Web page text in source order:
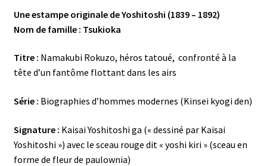
Une estampe originale de Yoshitoshi (1839 – 1892)
Nom de famille : Tsukioka
Titre : Namakubi Rokuzo, héros tatoué, confronté à la
tête d’un fantôme flottant dans les airs
Série : Biographies d’hommes modernes (Kinsei kyogi den)
Signature : Kaisai Yoshitoshi ga (« dessiné par Kaisai
Yoshitoshi ») avec le sceau rouge dit « yoshi kiri » (sceau en
forme de fleur de paulownia)